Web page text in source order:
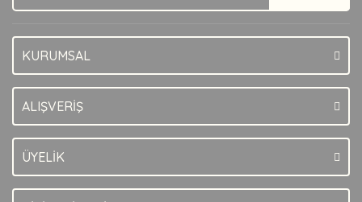
KURUMSAL
ALIŞVERİŞ
ÜYELİK